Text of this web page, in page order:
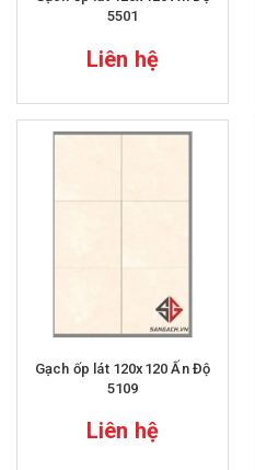
5501
Liên hệ
Gạch ốp lát 120x120 Ấn Độ
5109
Liên hệ